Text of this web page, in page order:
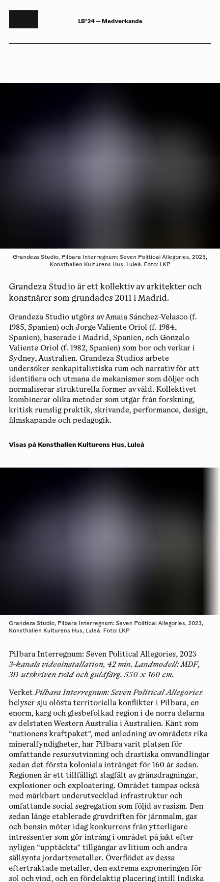
LB°24 — Medverkande
Grandeza Studio, Pilbara Interregnum: Seven Political Allegories, 2023,
Konsthallen Kulturens Hus, Luleå. Foto: LKP
Grandeza Studio är ett kollektiv av arkitekter och
konstnärer som grundades 2011 i Madrid.
Grandeza Studio utgörs avAmaia Sánchez-Velasco(f.
1985, Spanien) och Jorge Valiente Oriol (f. 1984,
Spanien), baserade i Madrid, Spanien, och Gonzalo
Valiente Oriol (f. 1982, Spanien) som bor och verkar i
Sydney, Australien. Grandeza Studios arbete
undersöker senkapitalistiska rum och narrativ för att
identifiera och utmana de mekanismer som döljer och
normaliserar strukturella former av våld. Kollektivet
kombinerar olika metoder som utgår från forskning,
kritisk rumslig praktik, skrivande, performance, design,
filmskapande och pedagogik.
Visas på Konsthallen Kulturens Hus, Luleå
Grandeza Studio, Pilbara Interregnum: Seven Political Allegories, 2023,
Konsthallen Kulturens Hus, Luleå. Foto: LKP
Pilbara Interregnum: Seven Political Allegories, 2023
3-kanals videoinstallation, 42 min. Landmodell: MDF,
3D-utskriven tråd och guldfärg. 550 x 160 cm.
VerketPilbara Interregnum: Seven Political Allegories
belyser sju olösta territoriella konflikter i Pilbara, en
enorm, karg och glesbefolkad region i de norra delarna
av delstaten Western Australia i Australien. Känt som
“nationens kraftpaket”, med anledning av områdets rika
mineralfyndigheter, har Pilbara varit platsen för
omfattande resursutvinning och drastiska omvandlingar
sedan det första koloniala intrånget för 160 år sedan.
Regionen är ett tillfälligt slagfält av gränsdragningar,
explosioner och exploatering. Området tampas också
med märkbart underutvecklad infrastruktur och
omfattande social segregation som följd av rasism. Den
sedan länge etablerade gruvdriften för järnmalm, gas
och bensin möter idag konkurrens från ytterligare
intressenter som gör intrång i området på jakt efter
nyligen “upptäckta” tillgångar av litium och andra
sällsynta jordartsmetaller. Överflödet av dessa
eftertraktade metaller, den extrema exponeringen för
sol och vind, och en fördelaktig placering intill Indiska